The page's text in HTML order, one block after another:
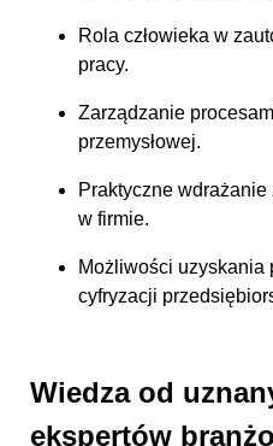
Rola człowieka w
pracy.
Zarządzanie
przemysłowej.
Praktyczne wdrażanie
w firmie.
Możliwości uzyskania
cyfryzacji
Wiedza od
ekspertów